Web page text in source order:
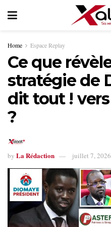
Home Espace Replay
Ce que
stratégie de
dit tout !
?
by La Rédaction juillet 7, 2026